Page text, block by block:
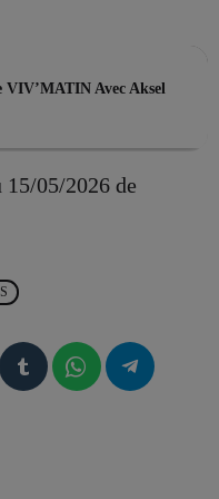
more_vert
VIV’MATIN Avec Aksel
05/2026 de